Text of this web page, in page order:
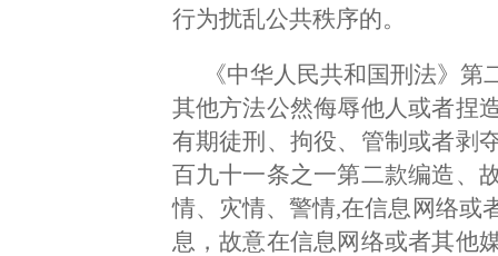
行为扰乱公共秩序的。
《中华人民共和国刑法》
其他方法公然侮辱他人或者捏
有期徒刑、拘役、管制或者剥
百九十一条之一第二款编造、
情、灾情、警情,在信息网络或
息，故意在信息网络或者其他